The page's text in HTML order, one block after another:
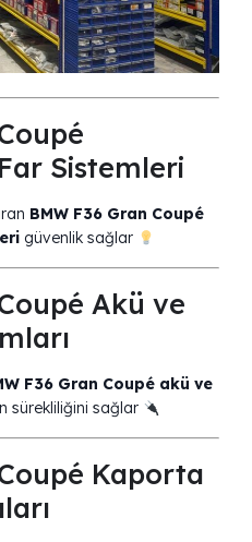
Sistemleri
BMW F36 Gran Coupé
güvenlik sağlar
Akü ve
F36 Gran Coupé akü ve
sürekliliğini sağlar
Kaporta